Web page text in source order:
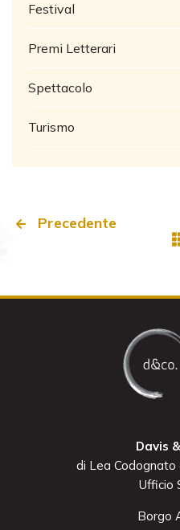
Festival
Premi Letterari
Spettacolo
Turismo
Precedente
Davis
di Lea
Ufficio
Borgo